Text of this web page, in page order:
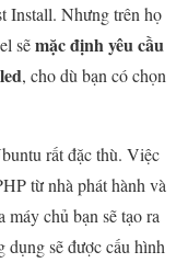
Install. Nhưng trên họ
sẽmặc định yêu cầu
, cho dù bạn có chọn
rất đặc thù. Việc
từ nhà phát hành và
chủ bạn sẽ tạo ra
dụng sẽ được cấu hình